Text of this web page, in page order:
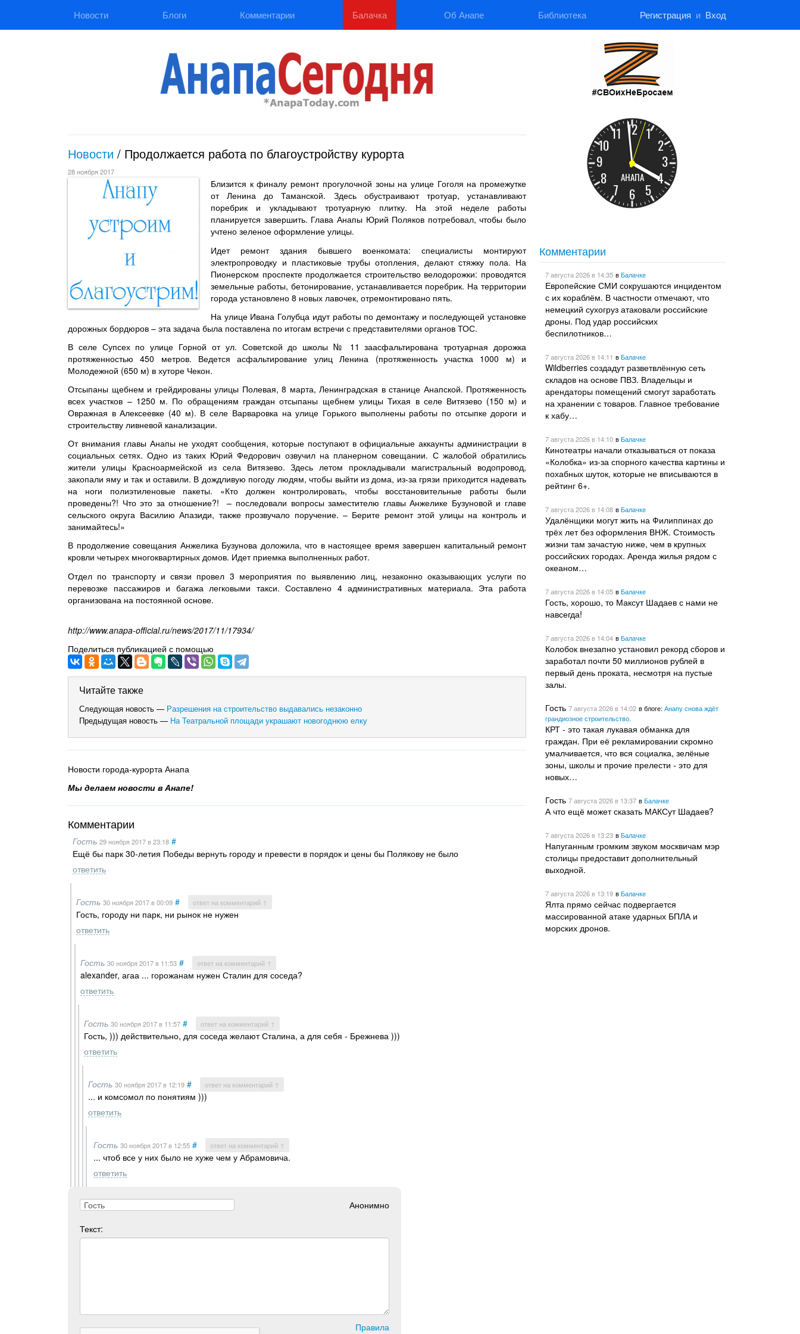
Новости Блоги Комментарии Балачка Об Анапе Библиотека Регистрация и Вход
Новости / Продолжается работа по благоустройству курорта
28 ноября 2017
Близится к финалу ремонт прогулочной зоны на улице Гоголя на промежутке
от Ленина до Таманской. Здесь обустраивают тротуар, устанавливают
поребрик и укладывают тротуарную плитку. На этой неделе работы
планируется завершить. Глава Анапы Юрий Поляков потребовал, чтобы было
учтено зеленое оформление улицы.
Идет ремонт здания бывшего военкомата: специалисты монтируют
электропроводку и пластиковые трубы отопления, делают стяжку пола. На
Пионерском проспекте продолжается строительство велодорожки: проводятся
земельные работы, бетонирование, устанавливается поребрик. На территории
города установлено 8 новых лавочек, отремонтировано пять.
На улице Ивана Голубца идут работы по демонтажу и последующей установке
дорожных бордюров – эта задача была поставлена по итогам встречи с представителями органов ТОС.
В селе Супсех по улице Горной от ул. Советской до школы № 11 заасфальтирована тротуарная дорожка
протяженностью 450 метров. Ведется асфальтирование улиц Ленина (протяженность участка 1000 м) и
Молодежной (650 м) в хуторе Чекон.
Отсыпаны щебнем и грейдированы улицы Полевая, 8 марта, Ленинградская в станице Анапской. Протяженность
всех участков – 1250 м. По обращениям граждан отсыпаны щебнем улицы Тихая в селе Витязево (150 м) и
Овражная в Алексеевке (40 м). В селе Варваровка на улице Горького выполнены работы по отсыпке дороги и
строительству ливневой канализации.
От внимания главы Анапы не уходят сообщения, которые поступают в официальные аккаунты администрации в
социальных сетях. Одно из таких Юрий Федорович озвучил на планерном совещании. С жалобой обратились
жители улицы Красноармейской из села Витязево. Здесь летом прокладывали магистральный водопровод,
закопали яму и так и оставили. В дождливую погоду людям, чтобы выйти из дома, из-за грязи приходится надевать
на ноги полиэтиленовые пакеты. «Кто должен контролировать, чтобы восстановительные работы были
проведены?! Что это за отношение?! – последовали вопросы заместителю главы Анжелике Бузуновой и главе
сельского округа Василию Апазиди, также прозвучало поручение. – Берите ремонт этой улицы на контроль и
занимайтесь!»
В продолжение совещания Анжелика Бузунова доложила, что в настоящее время завершен капитальный ремонт
кровли четырех многоквартирных домов. Идет приемка выполненных работ.
Отдел по транспорту и связи провел 3 мероприятия по выявлению лиц, незаконно оказывающих услуги по
перевозке пассажиров и багажа легковыми такси. Составлено 4 административных материала. Эта работа
организована на постоянной основе.
http://www.anapa-official.ru/news/2017/11/17934/
Поделиться публикацией с помощью
Читайте также
Следующая новость — Разрешения на строительство выдавались незаконно
Предыдущая новость — На Театральной площади украшают новогоднюю елку
Новости города-курорта Анапа
Мы делаем новости в Анапе!
Комментарии
Гость 29 ноября 2017в 23:18 #
Ещё бы парк 30-летия Победы вернуть городу и превести в порядок и цены бы Полякову не было
ответить
Гость 30 ноября 2017в 00:09 # ответ на комментарий ↑
Гость, городу ни парк, ни рынок не нужен
ответить
Гость 30 ноября 2017в 11:53 # ответ на комментарий ↑
alexander, агаа ... горожанам нужен Сталин для соседа?
ответить
Гость 30 ноября 2017в 11:57 # ответ на комментарий ↑
Гость, ))) действительно, для соседа желают Сталина, а для себя - Брежнева )))
ответить
Гость 30 ноября 2017в 12:19 # ответ на комментарий ↑
... и комсомол по понятиям )))
ответить
Гость 30 ноября 2017в 12:55 # ответ на комментарий ↑
... чтоб все у них было не хуже чем у Абрамовича.
ответить
Анонимно
Текст:
Правила
Комментарии
7 августа 2026в 14:35 вБалачке
Европейские СМИ сокрушаются инцидентом
с их кораблём. В частности отмечают, что
немецкий сухогруз атаковали российские
дроны. Под удар российских
беспилотников…
7 августа 2026в 14:11 вБалачке
Wildberries создадут разветвлённую сеть
складов на основе ПВЗ. Владельцы и
арендаторы помещений смогут заработать
на хранении с товаров. Главное требование
к хабу…
7 августа 2026в 14:10 вБалачке
Кинотеатры начали отказываться от показа
«Колобка» из-за спорного качества картины и
похабных шуток, которые не вписываются в
рейтинг 6+.
7 августа 2026в 14:08 вБалачке
Удалёнщики могут жить на Филиппинах до
трёх лет без оформления ВНЖ. Стоимость
жизни там зачастую ниже, чем в крупных
российских городах. Аренда жилья рядом с
океаном…
7 августа 2026в 14:05 вБалачке
Гость, хорошо, то Максут Шадаев с нами не
навсегда!
7 августа 2026в 14:04 вБалачке
Колобок внезапно установил рекорд сборов и
заработал почти 50 миллионов рублей в
первый день проката, несмотря на пустые
залы.
Гость 7 августа 2026в 14:02 в блоге:Анапу снова ждёт
грандиозное строительство.
КРТ - это такая лукавая обманка для
граждан. При её рекламировании скромно
умалчивается, что вся социалка, зелёные
зоны, школы и прочие прелести - это для
новых…
Гость 7 августа 2026в 13:37 вБалачке
А что ещё может сказать МАКСут Шадаев?
7 августа 2026в 13:23 вБалачке
Напуганным громким звуком москвичам мэр
столицы предоставит дополнительный
выходной.
7 августа 2026в 13:19 вБалачке
Ялта прямо сейчас подвергается
массированной атаке ударных БПЛА и
морских дронов.